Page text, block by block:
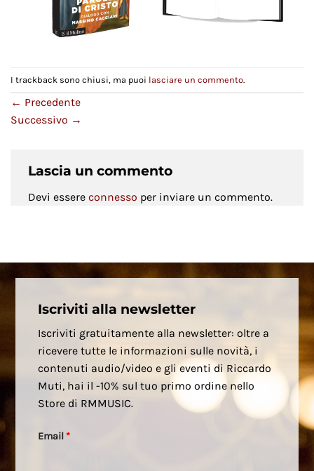
I trackback sono chiusi, ma puoi lasciare un commento.
← Precedente
Successivo →
Lascia un commento
Devi essere connesso per inviare un commento.
Iscriviti alla newsletter
Iscriviti gratuitamente alla newsletter: oltre a
ricevere tutte le informazioni sulle novità, i
contenuti audio/video e gli eventi di Riccardo
Muti, hai il -10% sul tuo primo ordine nello
Store di RMMUSIC.
Email *